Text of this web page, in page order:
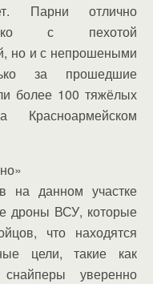
Парни отлично
с пехотой
но и с непрошеными
за прошедшие
более 100 тяжёлых
на данном участке
дроны ВСУ, которые
что находятся
цели, такие как
уверенно